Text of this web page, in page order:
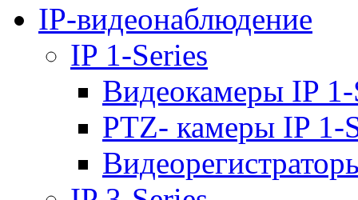
IP-видеонаблюдение
IP 1-Series
Видеокамеры IP 1-
PTZ- камеры IP 1-